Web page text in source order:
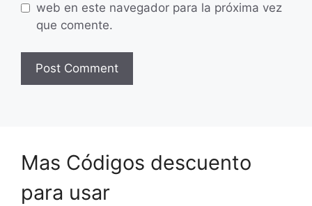
web en este navegador para la próxima vez
que comente.
Mas Códigos descuento
para usar